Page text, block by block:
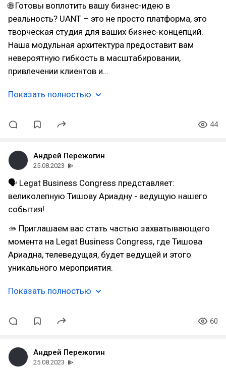
🌐 Готовы воплотить вашу бизнес-идею в
реальность? UANT – это не просто платформа, это
творческая студия для ваших бизнес-концепций.
Наша модульная архитектура предоставит вам
невероятную гибкость в масштабировании,
привлечении клиентов и…
Показать полностью
44
Андрей Пережогин
25.08.2023
🗣 Legat Business Congress представляет:
великолепную Тишову Ариадну - ведущую нашего
события!
🫴 Приглашаем вас стать частью захватывающего
момента на Legat Business Congress, где Тишова
Ариадна, телеведущая, будет ведущей и этого
уникального мероприятия.
Показать полностью
60
Андрей Пережогин
25.08.2023